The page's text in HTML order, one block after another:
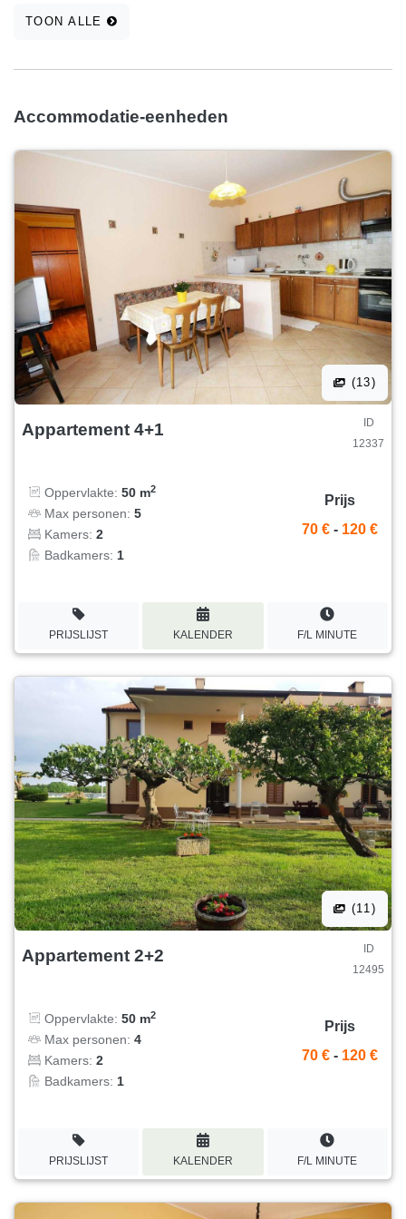
TOON ALLE
Accommodatie-eenheden
(13)
Appartement 4+1
ID
12337
Oppervlakte: 50 m2
Max personen: 5
Kamers: 2
Badkamers: 1
Prijs
70 € - 120 €
PRIJSLIJST KALENDER F/L MINUTE
(11)
Appartement 2+2
ID
12495
Oppervlakte: 50 m2
Max personen: 4
Kamers: 2
Badkamers: 1
Prijs
70 € - 120 €
PRIJSLIJST KALENDER F/L MINUTE